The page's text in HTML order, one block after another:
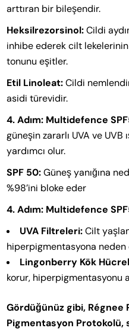
arttıran bir bileşendir.
Heksilrezorsinol:Cildi
inhibe ederek cilt
tonunu eşitler.
Etil Linoleat:Cildi
asidi türevidir.
4. Adım: Multidefence
güneşin zararlı UVA ve UVB
yardımcı olur.
SPF 50:Güneş yanığına
%98’ini bloke eder
4. Adım: Multidefence
UVA Filtreleri:Cilt
hiperpigmentasyona neden
Lingonberry Kök
korur, hiperpigmentasyonu
Gördüğünüz gibi,
Pigmentasyon